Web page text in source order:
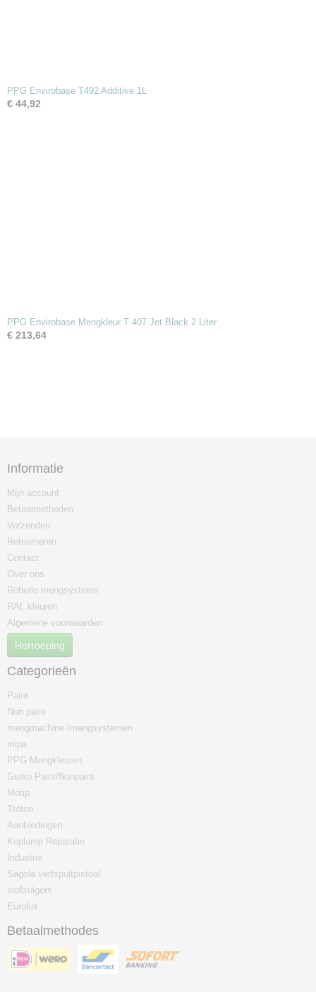
PPG Envirobase T492 Additive 1L
€ 44,92
PPG Envirobase Mengkleur T 407 Jet Black 2 Liter
€ 213,64
Informatie
Mijn account
Betaalmethoden
Verzenden
Retourneren
Contact
Over ons
Roberlo mengsysteem
RAL kleuren
Algemene voorwaarden
Herroeping
Categorieën
Paint
Non paint
mengmachine /mengsystemen
mipa
PPG Mengkleuren
Gerko Paint/Nonpaint
Motip
Troton
Aanbiedingen
Koplamp Reparatie
Industrie
Sagola verfspuitpistool
stofzuigers
Eurolux
Betaalmethodes